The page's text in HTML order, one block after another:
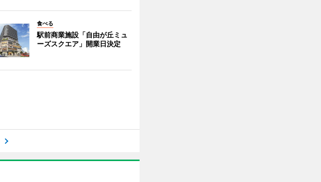
食べる
駅前商業施設「自由が丘ミュ
ーズスクエア」開業日決定